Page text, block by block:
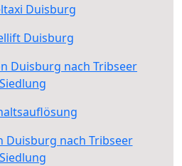
Duisburg
Duisburg
Duisburg nach Tribseer
Siedlung
Duisburg nach Tribseer
Siedlung